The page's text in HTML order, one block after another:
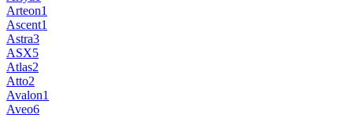
Arteon1
Ascent1
Astra3
ASX5
Atlas2
Atto2
Avalon1
Aveo6